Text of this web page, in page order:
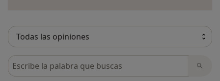
Busca en opiniones